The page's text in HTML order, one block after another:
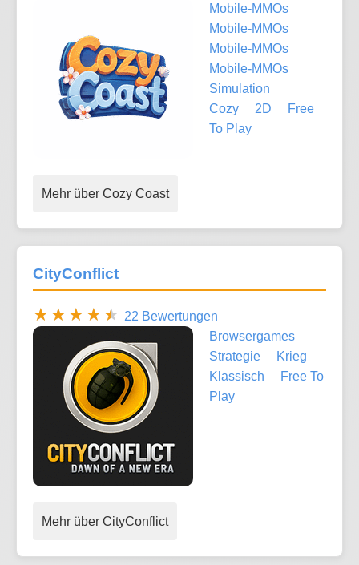
Mobile-MMOs
Mobile-MMOs
Mobile-MMOs
Mobile-MMOs
Simulation
Cozy
2D
Free
To Play
Mehr über Cozy Coast
CityConflict
22 Bewertungen
Browsergames
Strategie
Krieg
Klassisch
Free To
Play
Mehr über CityConflict